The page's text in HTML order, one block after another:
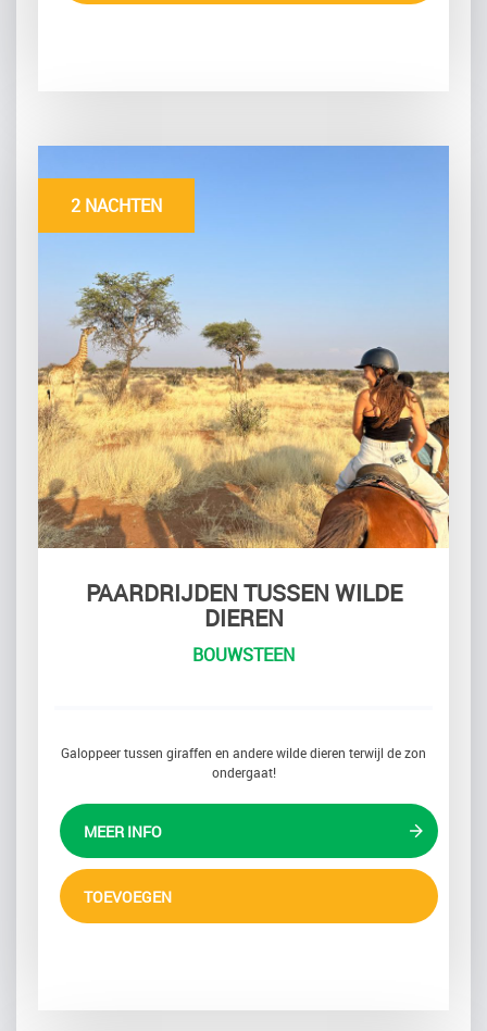
2 NACHTEN
PAARDRIJDEN TUSSEN WILDE
DIEREN
BOUWSTEEN
Galoppeer tussen giraffen en andere wilde dieren terwijl de zon
ondergaat!
MEER INFO
TOEVOEGEN